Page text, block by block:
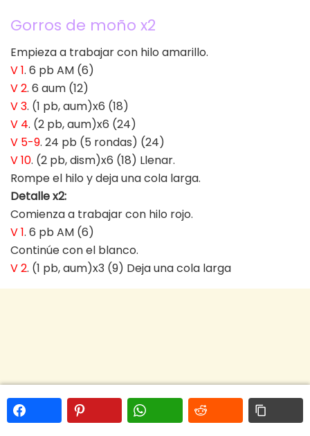
Gorros de moño x2
Empieza a trabajar con hilo amarillo.
V 1. 6 pb AM (6)
V 2. 6 aum (12)
V 3. (1 pb, aum)x6 (18)
V 4. (2 pb, aum)x6 (24)
V 5-9. 24 pb (5 rondas) (24)
V 10. (2 pb, dism)x6 (18) Llenar.
Rompe el hilo y deja una cola larga.
Detalle x2:
Comienza a trabajar con hilo rojo.
V 1. 6 pb AM (6)
Continúe con el blanco.
V 2. (1 pb, aum)x3 (9) Deja una cola larga